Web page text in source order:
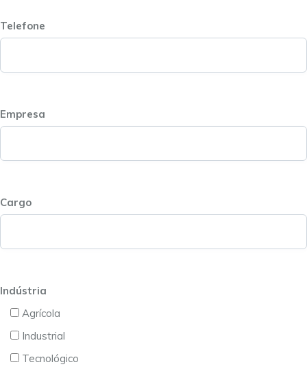
Telefone
Empresa
Cargo
Indústria
Agrícola
Industrial
Tecnológico